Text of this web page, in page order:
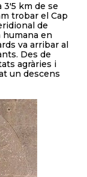
3'5 km de se
trobar el Cap
de
humana en
va arribar al
Des de
agràries i
un descens